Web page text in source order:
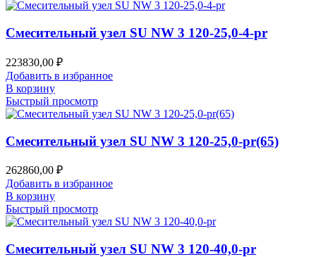
Смесительный узел SU NW 3 120-25,0-4-pr
223830,00 ₽
Добавить в избранное
В корзину
Быстрый просмотр
Смесительный узел SU NW 3 120-25,0-pr(65)
262860,00 ₽
Добавить в избранное
В корзину
Быстрый просмотр
Смесительный узел SU NW 3 120-40,0-pr